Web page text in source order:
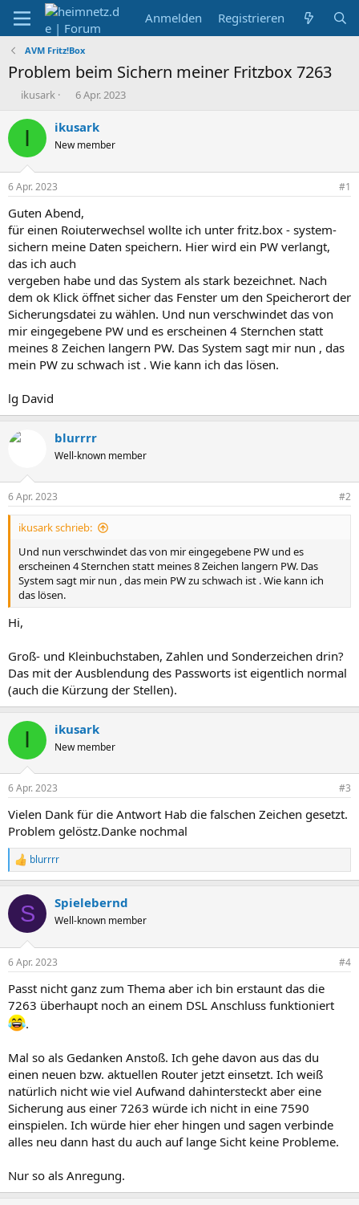
Anmelden Registrieren
AVM Fritz!Box
Problem beim Sichern meiner Fritzbox 7263
E
s
e
r
ikusark
E
s
e
t
a
m
6 Apr. 2023
I ikusark
New member
6 Apr. 2023 #1
Guten Abend,
für einen Roiuterwechsel wollte ich unter fritz.box - system-
sichern meine Daten speichern. Hier wird ein PW verlangt,
das ich auch
vergeben habe und das System als stark bezeichnet. Nach
dem ok Klick öffnet sicher das Fenster um den Speicherort der
Sicherungsdatei zu wählen. Und nun verschwindet das von
mir eingegebene PW und es erscheinen 4 Sternchen statt
meines 8 Zeichen langern PW. Das System sagt mir nun , das
mein PW zu schwach ist . Wie kann ich das lösen.
lg David
blurrrr
Well-known member
6 Apr. 2023 #2
ikusark schrieb:
Und nun verschwindet das von mir eingegebene PW und es
erscheinen 4 Sternchen statt meines 8 Zeichen langern PW. Das
System sagt mir nun , das mein PW zu schwach ist . Wie kann ich
das lösen.
Hi,
Groß- und Kleinbuchstaben, Zahlen und Sonderzeichen drin?
Das mit der Ausblendung des Passworts ist eigentlich normal
(auch die Kürzung der Stellen).
I ikusark
New member
6 Apr. 2023 #3
Vielen Dank für die Antwort Hab die falschen Zeichen gesetzt.
Problem gelöstz.Danke nochmal
R
e
k
i
e
:
blurrrr
S Spielebernd
Well-known member
6 Apr. 2023 #4
Passt nicht ganz zum Thema aber ich bin erstaunt das die
7263 überhaupt noch an einem DSL Anschluss funktioniert
.
Mal so als Gedanken Anstoß. Ich gehe davon aus das du
einen neuen bzw. aktuellen Router jetzt einsetzt. Ich weiß
natürlich nicht wie viel Aufwand dahintersteckt aber eine
Sicherung aus einer 7263 würde ich nicht in eine 7590
einspielen. Ich würde hier eher hingen und sagen verbinde
alles neu dann hast du auch auf lange Sicht keine Probleme.
Nur so als Anregung.